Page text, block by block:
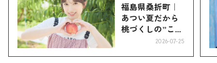
福島県桑折町｜
あつい夏だから
桃づくしの”こお
2026-07-25